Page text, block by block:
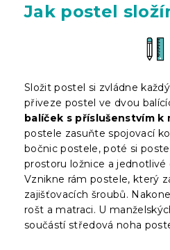
Jak postel
Složit postel si zvládne
přiveze postel ve dvou
balíček s příslušenstvím k
postele zasuňte spojovací
bočnic postele, poté si
prostoru ložnice a jednotlivé
Vznikne rám postele, který
zajišťovacích šroubů.
rošt a matraci. U
součástí středová noha